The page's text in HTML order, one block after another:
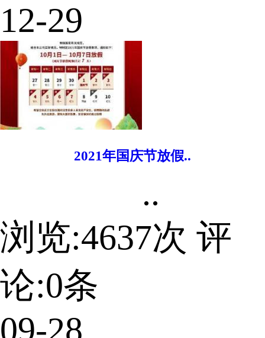
12-29
2021年国庆节放假..
..
浏览:4637次 评
论:0条
09-28